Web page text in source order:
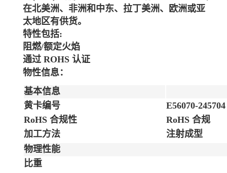
在北美洲、非洲和中东、拉丁美洲、欧洲或亚
太地区有供货。
特性包括:
阻燃/额定火焰
通过 ROHS 认证
物性信息：
基本信息
黄卡编号
E56070-245704
RoHS 合规性
RoHS 合规
加工方法
注射成型
物理性能
比重